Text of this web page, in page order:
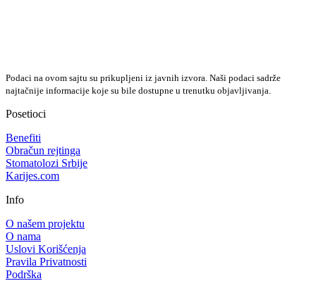
Podaci na ovom sajtu su prikupljeni iz javnih izvora. Naši podaci sadrže
najtačnije informacije koje su bile dostupne u trenutku objavljivanja.
Posetioci
Benefiti
Obračun rejtinga
Stomatolozi Srbije
Karijes.com
Info
O našem projektu
O nama
Uslovi Korišćenja
Pravila Privatnosti
Podrška